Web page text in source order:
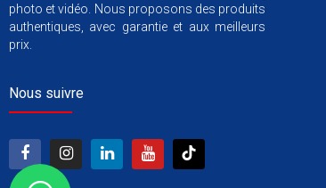
photo et vidéo. Nous proposons des produits
authentiques, avec garantie et aux meilleurs
prix.
Nous suivre